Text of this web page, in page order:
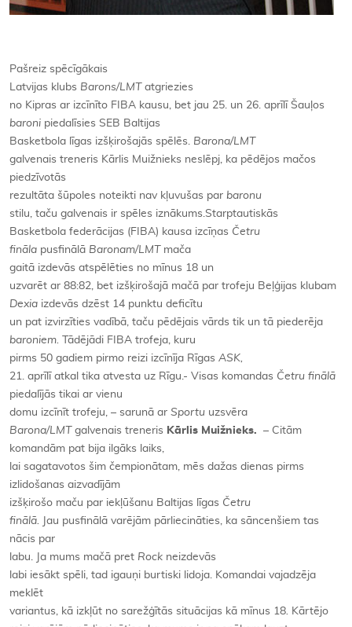
Pašreiz spēcīgākais
Latvijas klubs Barons/LMT atgriezies
no Kipras ar izcīnīto FIBA kausu, bet jau 25. un 26. aprīlī Šauļos
baroni piedalīsies SEB Baltijas
Basketbola līgas izšķirošajās spēlēs. Barona/LMT
galvenais treneris Kārlis Muižnieks neslēpj, ka pēdējos mačos
piedzīvotās
rezultāta šūpoles noteikti nav kļuvušas par baronu
stilu, taču galvenais ir spēles iznākums.Starptautiskās
Basketbola federācijas (FIBA) kausa izcīņas Četru
fināla pusfinālā Baronam/LMT mača
gaitā izdevās atspēlēties no mīnus 18 un
uzvarēt ar 88:82, bet izšķirošajā mačā par trofeju Beļģijas klubam
Dexia izdevās dzēst 14 punktu deficītu
un pat izvirzīties vadībā, taču pēdējais vārds tik un tā piederēja
baroniem.
Tādējādi FIBA trofeja, kuru
pirms 50 gadiem pirmo reizi izcīnīja Rīgas ASK,
21. aprīlī atkal tika atvesta uz Rīgu.- Visas komandas Četru finālā
piedalījās tikai ar vienu
domu izcīnīt trofeju, – sarunā ar Sportu uzsvēra
Barona/LMT galvenais treneris Kārlis Muižnieks. – Citām
komandām pat bija ilgāks laiks,
lai sagatavotos šim čempionātam, mēs dažas dienas pirms
izlidošanas aizvadījām
izšķirošo maču par iekļūšanu Baltijas līgas Četru
finālā.
Jau pusfinālā varējām pārliecināties, ka sāncenšiem tas
nācis par
labu. Ja mums mačā pret Rock neizdevās
labi iesākt spēli, tad igauņi burtiski lidoja. Komandai vajadzēja
meklēt
variantus, kā izkļūt no sarežģītās situācijas kā mīnus 18. Kārtējo